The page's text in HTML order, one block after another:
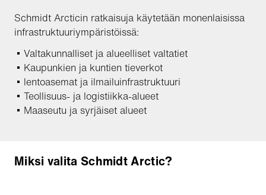
Schmidt Arcticin ratkaisuja käytetään monenlaisissa
infrastruktuuriympäristöissä:
Valtakunnalliset ja alueelliset valtatiet
Kaupunkien ja kuntien tieverkot
lentoasemat ja ilmailuinfrastruktuuri
Teollisuus- ja logistiikka-alueet
Maaseutu ja syrjäiset alueet
Miksi valita Schmidt Arctic?